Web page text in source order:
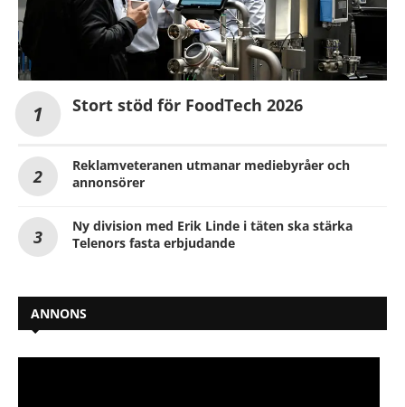
Stort stöd för FoodTech 2026
Reklamveteranen utmanar mediebyråer och
annonsörer
Ny division med Erik Linde i täten ska stärka
Telenors fasta erbjudande
ANNONS